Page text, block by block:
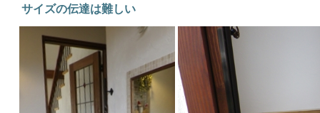
サイズの伝達は難しい